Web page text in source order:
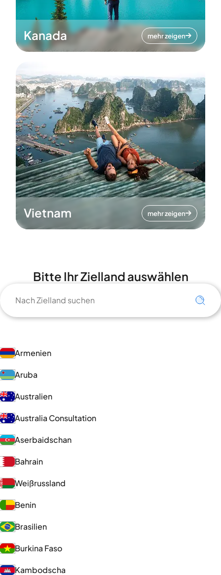
Kanada mehr zeigen
Vietnam mehr zeigen
Bitte Ihr Zielland auswählen
Armenien
Aruba
Australien
Australia Consultation
Aserbaidschan
Bahrain
Weißrussland
Benin
Brasilien
Burkina Faso
Kambodscha